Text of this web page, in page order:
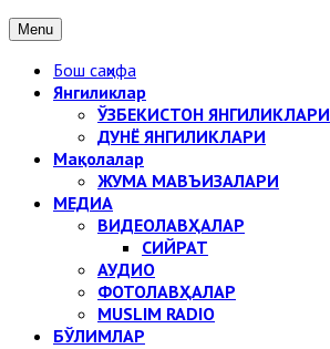
Menu
Бош саҳифа
Янгиликлар
ЎЗБЕКИСТОН ЯНГИЛИКЛАРИ
ДУНЁ ЯНГИЛИКЛАРИ
Мақолалар
ЖУМА МАВЪИЗАЛАРИ
МЕДИА
ВИДЕОЛАВҲАЛАР
СИЙРАТ
АУДИО
ФОТОЛАВҲАЛАР
MUSLIM RADIO
БЎЛИМЛАР